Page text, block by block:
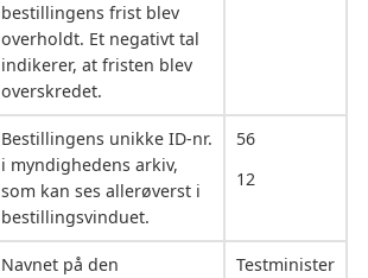
bestillingens frist blev
overholdt. Et negativt tal
indikerer, at fristen blev
overskredet.
Bestillingens unikke ID-nr.
i myndighedens arkiv,
som kan ses allerøverst i
bestillingsvinduet.
56
12
Navnet på den
Testminister